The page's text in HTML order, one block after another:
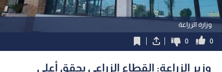
وزارة الزراعة
0
0
وزير الزراعة: القطاع الزراعي يحقق أعلى